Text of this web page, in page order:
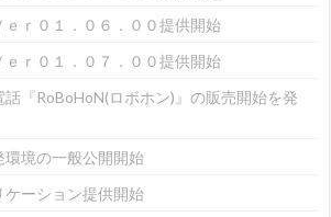
ｒ０１．０６．００提供開始
ｒ０１．０７．００提供開始
『RoBoHoN(ロボホン)』の販売開始を発
境の一般公開開始
ーション提供開始